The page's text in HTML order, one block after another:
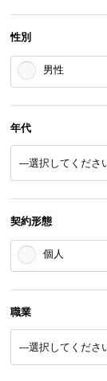
性別
男性
年代
契約形態
個人
職業